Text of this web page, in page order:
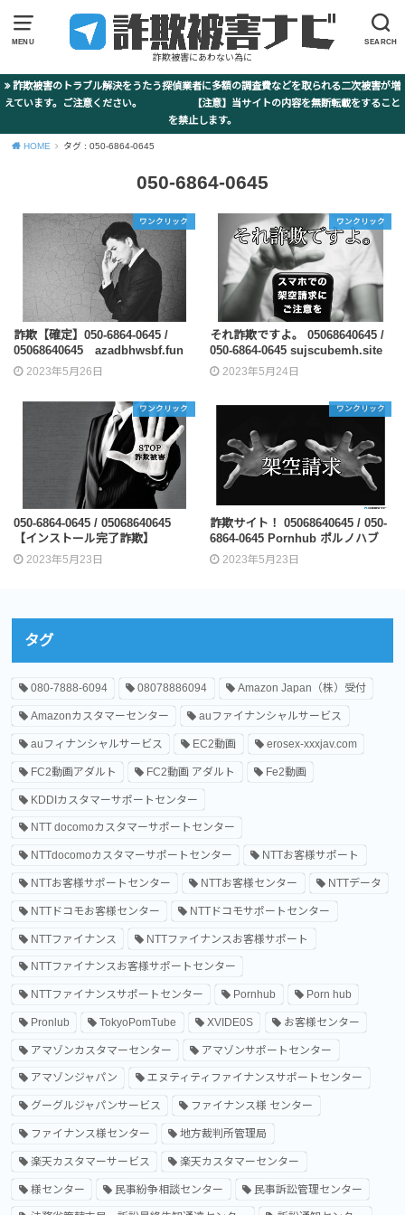
MENU SEARCH
詐欺被害にあわない為に
詐欺被害のトラブル解決をうたう探偵業者に多額の調査費などを取られる二次被害が増
えています。ご注意ください。 【注意】当サイトの内容を無断転載をすること
を禁止します。
HOME タグ : 050-6864-0645
050-6864-0645
ワンクリック
詐欺【確定】050-6864-0645 /
05068640645 azadbhwsbf.fun
2023年5月26日
ワンクリック
それ詐欺ですよ。 05068640645 /
050-6864-0645 sujscubemh.site
2023年5月24日
ワンクリック
050-6864-0645 / 05068640645
【インストール完了詐欺】
2023年5月23日
ワンクリック
詐欺サイト！ 05068640645 / 050-
6864-0645 Pornhub ポルノハブ
2023年5月23日
タグ
080-7888-6094 08078886094 Amazon Japan（株）受付
Amazonカスタマーセンター auファイナンシャルサービス
auフィナンシャルサービス EC2動画 erosex-xxxjav.com
FC2動画アダルト FC2動画 アダルト Fe2動画
KDDIカスタマーサポートセンター
NTT docomoカスタマーサポートセンター
NTTdocomoカスタマーサポートセンター NTTお客様サポート
NTTお客様サポートセンター NTTお客様センター NTTデータ
NTTドコモお客様センター NTTドコモサポートセンター
NTTファイナンス NTTファイナンスお客様サポート
NTTファイナンスお客様サポートセンター
NTTファイナンスサポートセンター Pornhub Porn hub
Pronlub TokyoPomTube XVIDE0S お客様センター
アマゾンカスタマーセンター アマゾンサポートセンター
アマゾンジャパン エヌティティファイナンスサポートセンター
グーグルジャパンサービス ファイナンス様 センター
ファイナンス様センター 地方裁判所管理局
楽天カスタマーサービス 楽天カスタマーセンター
様センター 民事紛争相談センター 民事訴訟管理センター